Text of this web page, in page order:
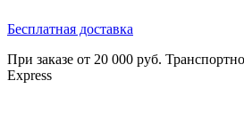
Бесплатная доставка
При заказе от 20 000 руб.
Express